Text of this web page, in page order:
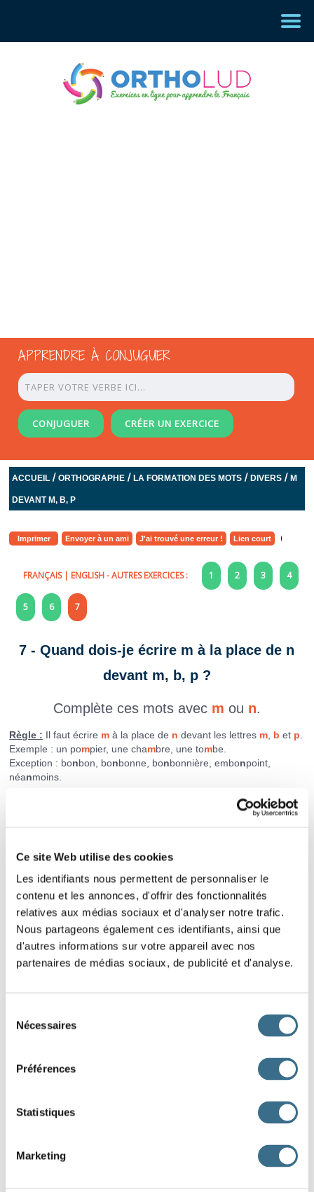
Ce site Web utilise des cookies
Les identifiants nous permettent de personnaliser le
contenu et les annonces, d'offrir des fonctionnalités
relatives aux médias sociaux et d'analyser notre trafic.
Nous partageons également ces identifiants, ainsi que
d'autres informations sur votre appareil avec nos
partenaires de médias sociaux, de publicité et d'analyse.
Nécessaires
Préférences
Statistiques
Marketing
APPRENDRE À CONJUGUER
CONJUGUER CRÉER UN EXERCICE
ACCUEIL /ORTHOGRAPHE /LA FORMATION DES MOTS /DIVERS /M
DEVANT M, B, P
Imprimer Envoyer à un ami J'ai trouvé une erreur ! Lien court
FRANÇAIS| ENGLISH- AUTRES EXERCICES : 1 2 3 4
5 6 7
7 - Quand dois-je écrire m à la place de n
devant m, b, p ?
Complète ces mots avec m ou n.
Règle : Il faut écrire m à la place de n devant les lettres m b et p
Exemple : un pompier, une chambre, une tombe.
Exception : bonbon, bonbonne, bonbonnière, embonpoint,
néanmoins.
to ber
Mon o cle
un came bert
une pe